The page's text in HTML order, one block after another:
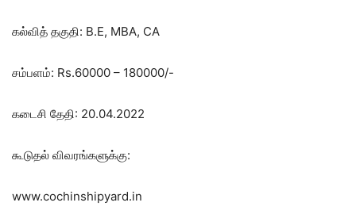
கல்வித் தகுதி: B.E, MBA, CA
சம்பளம்: Rs.60000 – 180000/-
கடைசி தேதி: 20.04.2022
கூடுதல் விவரங்களுக்கு:
www.cochinshipyard.in